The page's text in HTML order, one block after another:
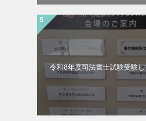
令和8年度司法書士試験受験